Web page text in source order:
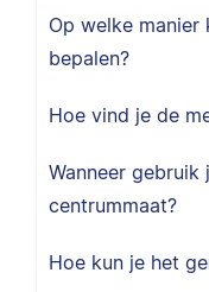
Op welke manier
bepalen?
Hoe vind je de
Wanneer gebruik
centrummaat?
Hoe kun je het